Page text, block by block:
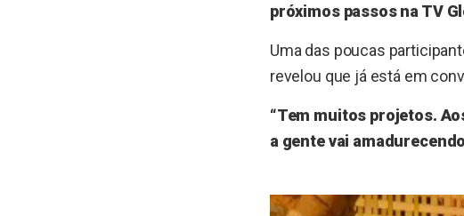
próximos passos na TV
Uma das poucas
revelou que já está em
“Tem muitos projetos.
a gente vai